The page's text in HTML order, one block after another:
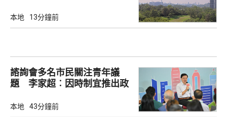
本地 13分鐘前
諮詢會多名市民關注青年議
題 李家超︰因時制宜推出政
本地 43分鐘前